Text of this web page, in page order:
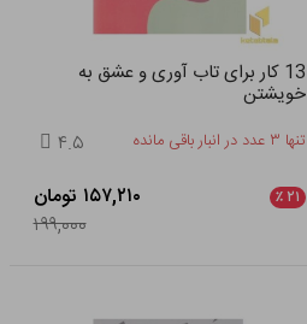
13 کار برای تاب آوری و عشق به
خویشتن
تنها ۳ عدد در انبار باقی مانده ۴.۵
۲۱ ٪
۱۵۷,۲۱۰ تومان
۱۹۹,۰۰۰